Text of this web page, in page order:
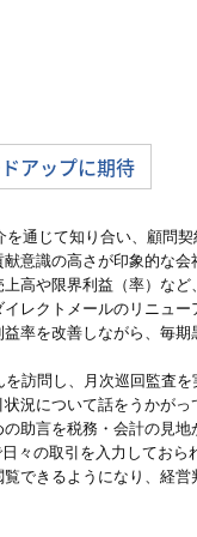
アップに期待
通じて知り合い、顧問
意識の高さが印象的な会
高や限界利益（率）な
レクトメールのリニュ
率を改善しながら、毎
訪問し、月次巡回監査
況について話をうかが
助言を税務・会計の見地
々の取引を入力してお
できるようになり、経